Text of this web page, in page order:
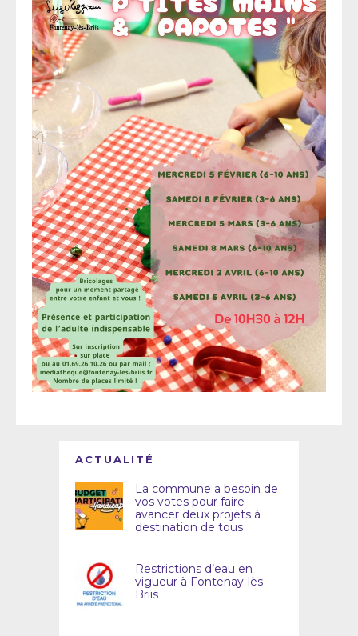
ACTUALITÉ
La commune a besoin de
vos votes pour faire
avancer deux projets à
destination de tous
Restrictions d’eau en
vigueur à Fontenay-lès-
Briis